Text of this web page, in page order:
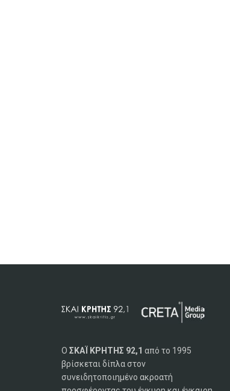
Ο ΣΚΑΪ ΚΡΗΤΗΣ 92,1 από το 1995
βρίσκεται δίπλα στον
συνειδητοποιημένο ακροατή